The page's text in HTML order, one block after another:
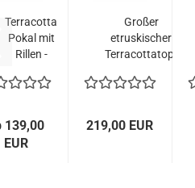
Terracotta
Pokal mit
Rillen -
Baccellata...
139,00
EUR
Großer
etruskischer
Terracottatopf
Impruneta...
219,00 EUR